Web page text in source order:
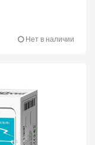
Нет в наличии